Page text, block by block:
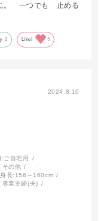
。 一つでも 止める
2 Like! 3
2024.8.10
:ご自宅用
その他
身長: 156～160cm
専業主婦(夫)